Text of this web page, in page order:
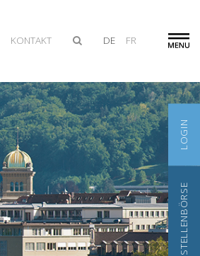
KONTAKT DE FR
LOGIN
STELLENBÖRSE